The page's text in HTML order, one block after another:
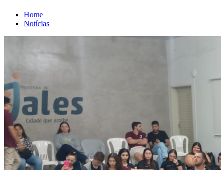
Home
Notícias